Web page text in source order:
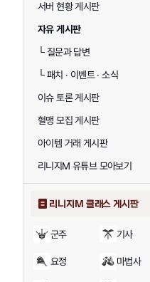
서버 현황 게시판
자유 게시판
└질문과 답변
└패치 · 이벤트 · 소식
이슈 토론 게시판
혈맹 모집 게시판
아이템 거래 게시판
리니지M 유튜브 모아보기
리니지M 클래스 게시판
군주 기사
요정 마법사